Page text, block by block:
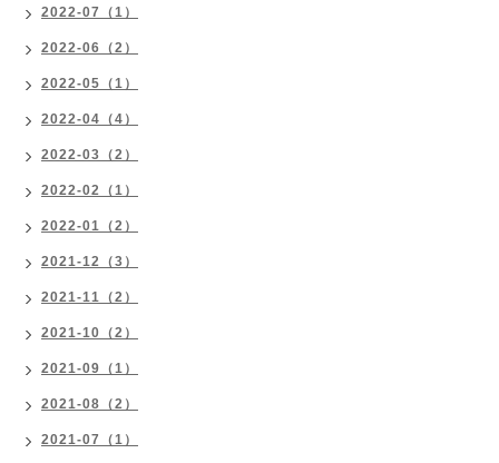
2022-07（1）
2022-06（2）
2022-05（1）
2022-04（4）
2022-03（2）
2022-02（1）
2022-01（2）
2021-12（3）
2021-11（2）
2021-10（2）
2021-09（1）
2021-08（2）
2021-07（1）